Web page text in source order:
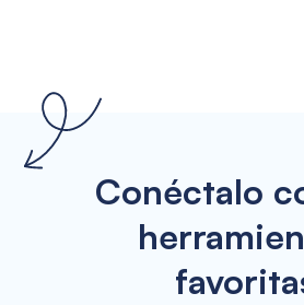
Conéctalo